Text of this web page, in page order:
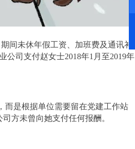
间未休年假工资、加班费及通讯补
公司支付赵女士2018年1月至2019年
而是根据单位需要留在党建工作站
方未曾向她支付任何报酬。